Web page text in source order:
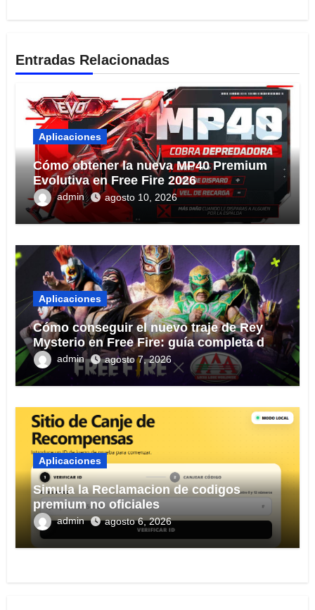
Entradas Relacionadas
Aplicaciones
Cómo obtener la nueva MP40 Premium
Evolutiva en Free Fire 2026
admin agosto 10, 2026
Aplicaciones
Cómo conseguir el nuevo traje de Rey
Mysterio en Free Fire: guía completa del
evento 2026
admin agosto 7, 2026
Aplicaciones
Simula la Reclamacion de codigos
premium no oficiales
admin agosto 6, 2026